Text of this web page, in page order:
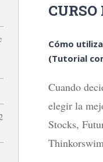
Cómo
(Tutorial
Cuando
elegir la
Stocks,